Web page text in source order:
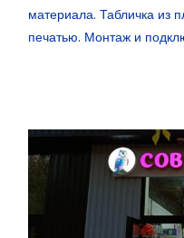
материала. Табличка из
печатью. Монтаж и